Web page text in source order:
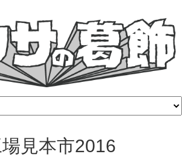
見本市2016